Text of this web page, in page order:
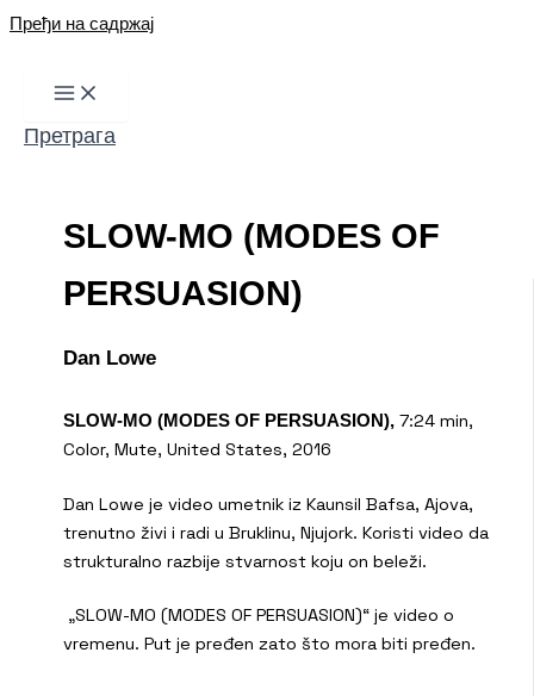
Пређи на садржај
Претрага
SLOW-MO (MODES OF
PERSUASION)
Dan Lowe
SLOW-MO (MODES OF PERSUASION), 7:24 min,
Color, Mute, United States, 2016
Dan Lowe je video umetnik iz Kaunsil Bafsa, Ajova,
trenutno živi i radi u Bruklinu, Njujork. Koristi video da
strukturalno razbije stvarnost koju on beleži.
„SLOW-MO (MODES OF PERSUASION)“ je video o
vremenu. Put je pređen zato što mora biti pređen.